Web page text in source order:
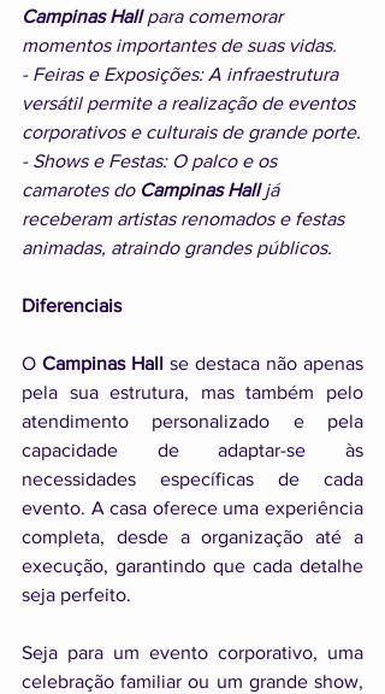
Campinas Hall para comemorar
momentos importantes de suas vidas.
- Feiras e Exposições: A infraestrutura
versátil permite a realização de eventos
corporativos e culturais de grande porte.
- Shows e Festas: O palco e os
camarotes do Campinas Hall já
receberam artistas renomados e festas
animadas, atraindo grandes públicos.
Diferenciais
O Campinas Hall se destaca não apenas
pela sua estrutura, mas também pelo
atendimento personalizado e pela
capacidade de adaptar-se às
necessidades específicas de cada
evento. A casa oferece uma experiência
completa, desde a organização até a
execução, garantindo que cada detalhe
seja perfeito.
Seja para um evento corporativo, uma
celebração familiar ou um grande show,